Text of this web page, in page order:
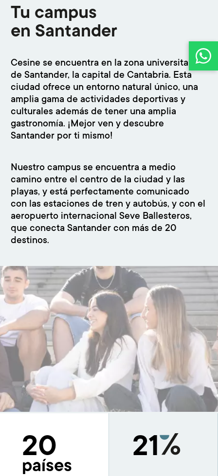
Tu campus
en Santander
Cesine se encuentra en la zona universitaria
de Santander, la capital de Cantabria. Esta
ciudad ofrece un entorno natural único, una
amplia gama de actividades deportivas y
culturales además de tener una amplia
gastronomía. ¡Mejor ven y descubre
Santander por ti mismo!
Nuestro campus se encuentra a medio
camino entre el centro de la ciudad y las
playas, y está perfectamente comunicado
con las estaciones de tren y autobús, y con el
aeropuerto internacional Seve Ballesteros,
que conecta Santander con más de 20
destinos.
20
países
21